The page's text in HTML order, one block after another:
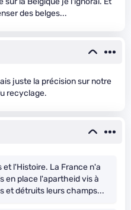
des belges...
juste la précision sur notre
recyclage.
l'Histoire. La France n'a
en place l'apartheid vis à
et détruits leurs champs...